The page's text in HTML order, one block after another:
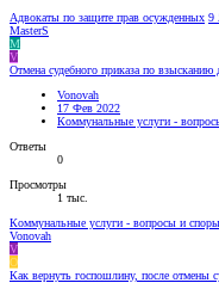
Адвокаты по защите прав осужденных 9
MasterS
M
V
Отмена судебного приказа по взысканию
Vonovah
17 Фев 2022
Коммунальные услуги -
Ответы
0
Просмотры
1 тыс.
Коммунальные услуги - вопросы и
Vonovah
V
O
Как вернуть госпошлину, после отмены